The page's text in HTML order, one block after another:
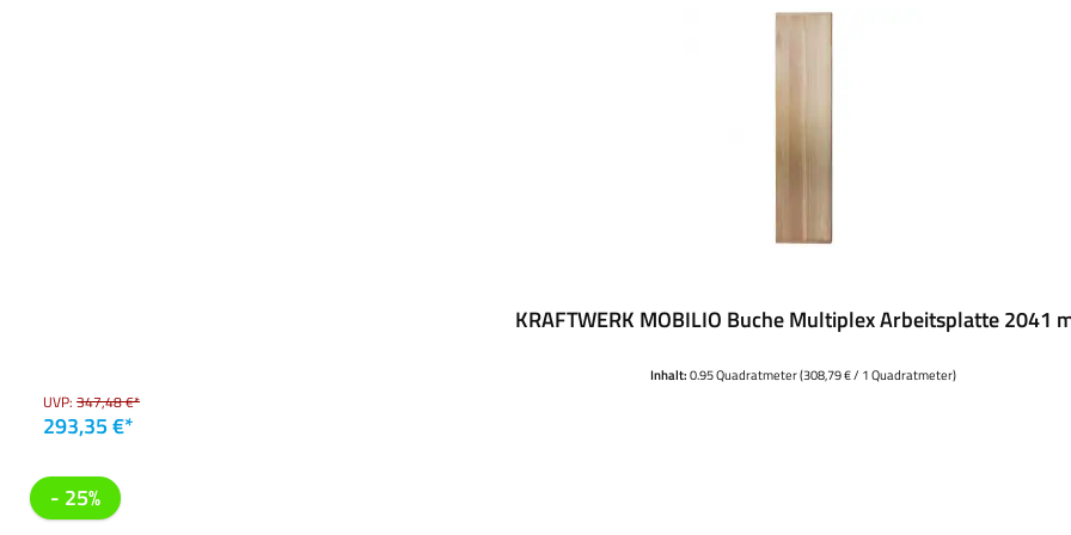
KRAFTWERK MOBILIO Buche Multiplex Arbeitsplatte 2041
Inhalt:0.95 Quadratmeter(308,79 € / 1 Quadratmeter)
UVP: 347,48 €*
293,35 €*
- 25%